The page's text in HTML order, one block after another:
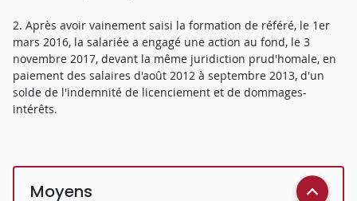
2. Après avoir vainement saisi la formation de référé, le 1er
mars 2016, la salariée a engagé une action au fond, le 3
novembre 2017, devant la même juridiction prud'homale, en
paiement des salaires d'août 2012 à septembre 2013, d'un
solde de l'indemnité de licenciement et de dommages-
intérêts.
Moyens